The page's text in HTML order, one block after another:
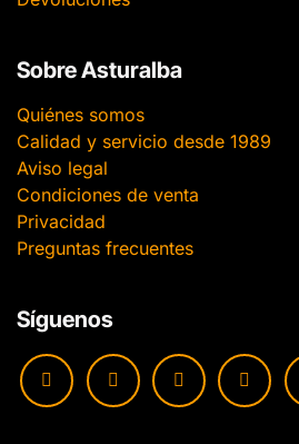
Sobre Asturalba
Quiénes somos
Calidad y servicio desde 1989
Aviso legal
Condiciones de venta
Privacidad
Preguntas frecuentes
Síguenos